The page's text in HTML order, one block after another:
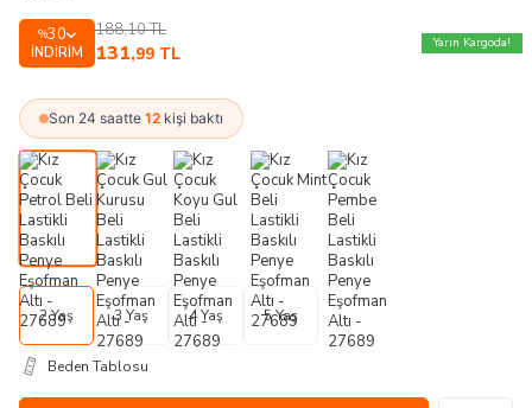
%30
İNDIRIM
188,10TL
131,99 TL
Yarın Kargoda!
Son 24 saatte 12 kişi baktı
2 Yaş 3 Yaş 4 Yaş 5 Yaş
Beden Tablosu